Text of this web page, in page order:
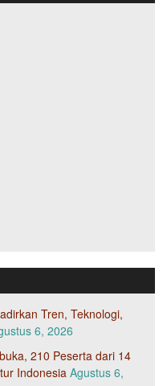
Tren, Teknologi,
6, 2026
210 Peserta dari 14
Indonesia Agustus 6,